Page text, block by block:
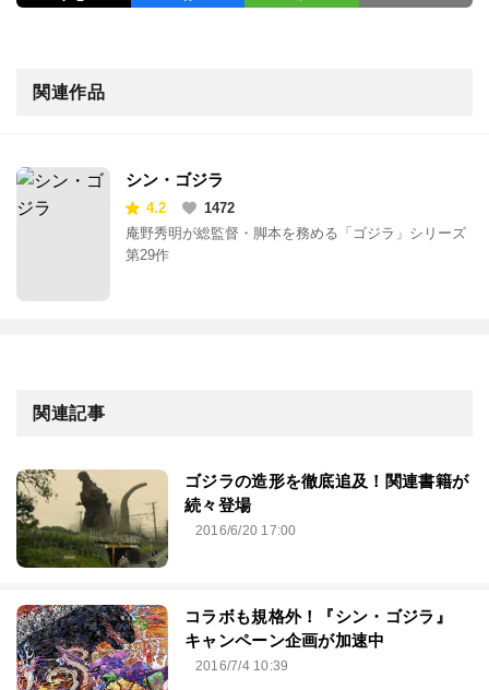
関連作品
シン・ゴジラ
4.2
1472
庵野秀明が総監督・脚本を務める「ゴジラ」シリーズ
第29作
関連記事
ゴジラの造形を徹底追及！関連書籍が
続々登場
2016/6/20 17:00
コラボも規格外！『シン・ゴジラ』
キャンペーン企画が加速中
2016/7/4 10:39